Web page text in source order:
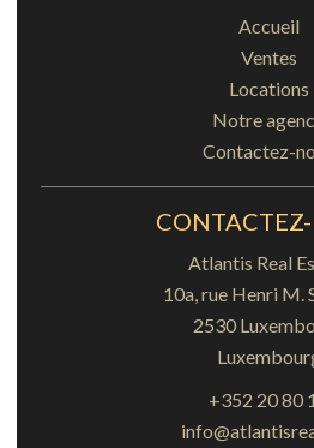
Accueil
Ventes
Locations
Notre
Contactez-
Atlantis Real
10a, rue Henri M.
2530
+352 20 80